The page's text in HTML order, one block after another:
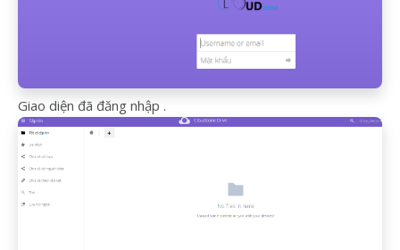
Giao diện đã đăng nhập .